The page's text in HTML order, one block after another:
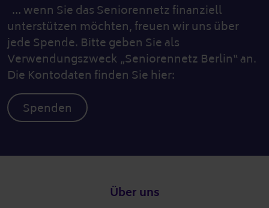
… wenn Sie das Seniorennetz finanziell
unterstützen möchten, freuen wir uns über
jede Spende. Bitte geben Sie als
Verwendungszweck „Seniorennetz Berlin“ an.
Die Kontodaten finden Sie hier:
Spenden
Über uns